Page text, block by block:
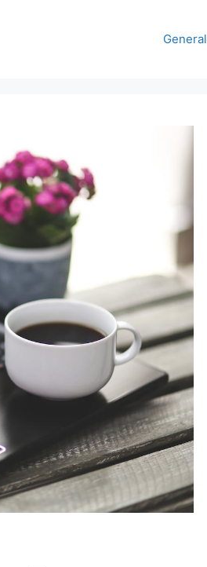
General